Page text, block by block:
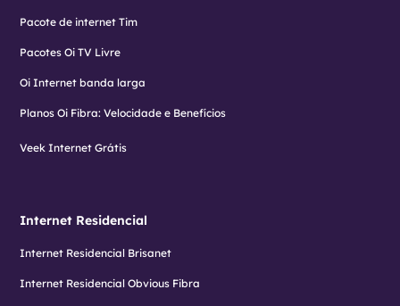
Pacote de internet Tim
Pacotes Oi TV Livre
Oi Internet banda larga
Planos Oi Fibra: Velocidade e Benefícios
Veek Internet Grátis
Internet Residencial
Internet Residencial Brisanet
Internet Residencial Obvious Fibra